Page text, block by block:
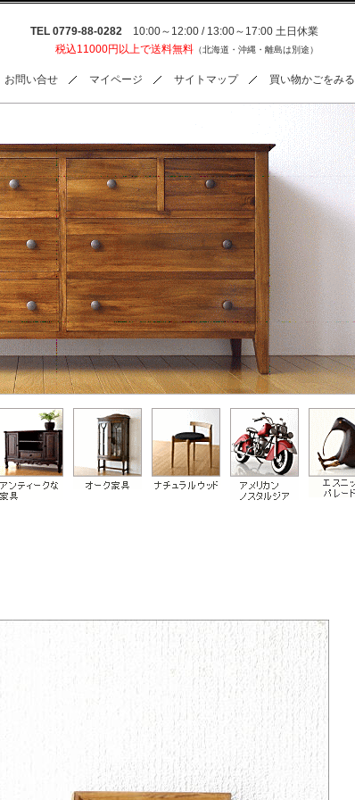
TEL 0779-88-0282 10:00～12:00 / 13:00～17:00 土日休業
税込11000円以上で送料無料 （北海道・沖縄・離島は別途）
お問い合せ マイページ サイトマップ 買い物かごをみる